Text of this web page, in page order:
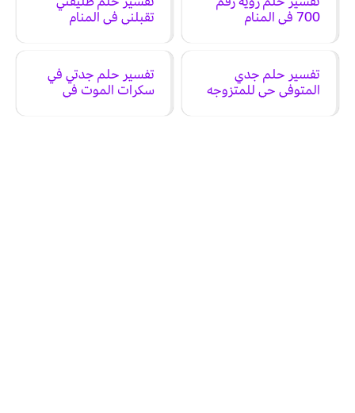
700 في المنام
تقبلني في المنام
تفسير حلم جدي
المتوفي حي للمتزوجه
تفسير حلم جدتي في
سكرات الموت في